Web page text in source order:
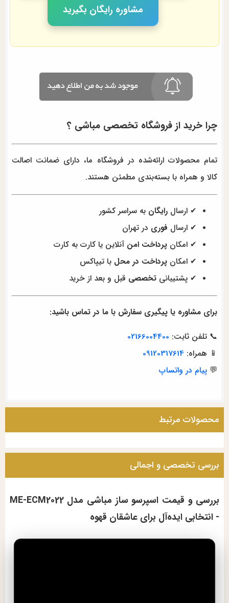
مشاوره رایگان بگیرید
چرا خرید از فروشگاه تخصصی مباشی ؟
تمام محصولات ارائه‌شده در فروشگاه ما، دارای ضمانت اصالت
کالا و همراه با بسته‌بندی مطمئن هستند.
✔ ارسالرایگان به سراسر کشور
✔ ارسال فوری در تهران
✔ امکانپرداخت امن آنلاین یا کارت به کارت
✔ امکانپرداخت در محل با تیپاکس
✔ پشتیبانیتخصصی قبل و بعد از خرید
برای مشاوره یا پیگیری سفارش با ما در تماس باشید:
📞 تلفن ثابت: 02166004400
📱 همراه:09120317614
💬پیام در واتساپ
محصولات مرتبط
بررسی تخصصی و اجمالی
بررسی و قیمت اسپرسو ساز مباشی مدل ME-ECM2022
- انتخابی ایده‌آل برای عاشقان قهوه